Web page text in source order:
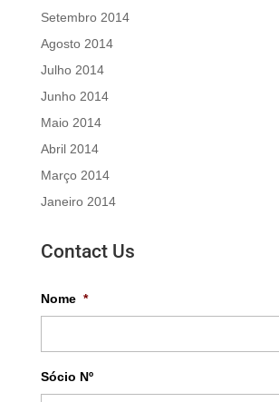
Setembro 2014
Agosto 2014
Julho 2014
Junho 2014
Maio 2014
Abril 2014
Março 2014
Janeiro 2014
Contact Us
Nome *
Sócio Nº